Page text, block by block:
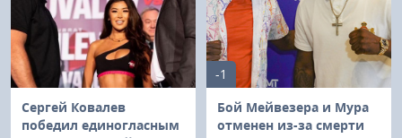
Сергей Ковалев
победил единогласным
-1
Бой Мейвезера и Мура
отменен из-за смерти